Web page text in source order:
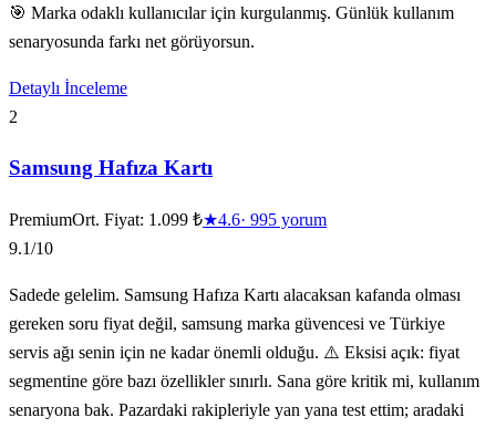
🎯 Marka odaklı kullanıcılar için kurgulanmış. Günlük kullanım
senaryosunda farkı net görüyorsun.
Detaylı İnceleme
2
Samsung Hafıza Kartı
PremiumOrt. Fiyat: 1.099 ₺★4.6· 995 yorum
9.1/10
Sadede gelelim. Samsung Hafıza Kartı alacaksan kafanda olması
gereken soru fiyat değil, samsung marka güvencesi ve Türkiye
servis ağı senin için ne kadar önemli olduğu. ⚠️ Eksisi açık: fiyat
segmentine göre bazı özellikler sınırlı. Sana göre kritik mi, kullanım
senaryona bak. Pazardaki rakipleriyle yan yana test ettim; aradaki